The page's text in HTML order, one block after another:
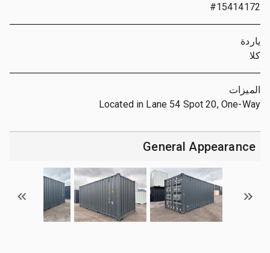
#15414172
ياردة
كلا
الميزات
Located in Lane 54 Spot 20, One-Way
General Appearance